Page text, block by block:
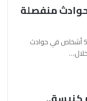
بحوادث منفصلة
آفرين علو ـ xeber24.net قُتل ما لا يقل عن 5 أشخاص في حوادث